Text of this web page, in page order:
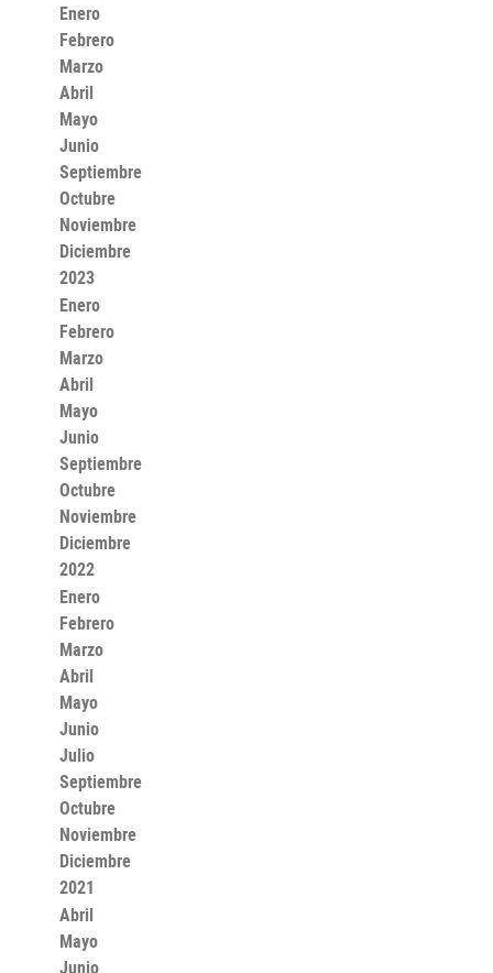
Enero
Febrero
Marzo
Abril
Mayo
Junio
Septiembre
Octubre
Noviembre
Diciembre
2023
Enero
Febrero
Marzo
Abril
Mayo
Junio
Septiembre
Octubre
Noviembre
Diciembre
2022
Enero
Febrero
Marzo
Abril
Mayo
Junio
Julio
Septiembre
Octubre
Noviembre
Diciembre
2021
Abril
Mayo
Junio